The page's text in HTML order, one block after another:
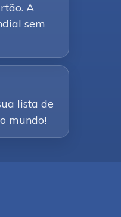
A
sem
lista de
mundo!